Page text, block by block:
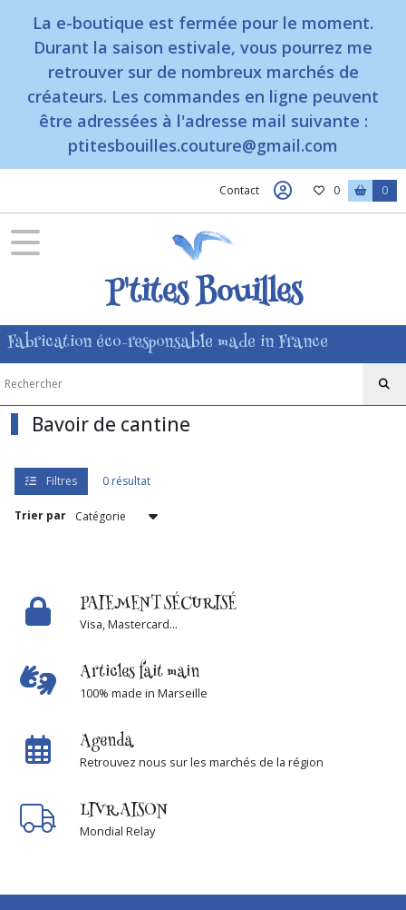
La e-boutique est fermée pour le moment.
Durant la saison estivale, vous pourrez me
retrouver sur de nombreux marchés de
créateurs. Les commandes en ligne peuvent
être adressées à l'adresse mail suivante :
ptitesbouilles.couture@gmail.com
Contact 0 0
P'tites Bouilles
Fabrication éco-responsable made in France
Bavoir de cantine
Filtres 0 résultat
Trier par
PAIEMENT SÉCURISÉ
Visa, Mastercard...
Articles fait main
100% made in Marseille
Agenda
Retrouvez nous sur les marchés de la région
LIVRAISON
Mondial Relay
Fermer
FILTRES
les
résultats